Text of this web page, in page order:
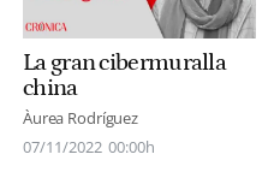
La gran cibermuralla
china
Àurea Rodríguez
07/11/2022 00:00h